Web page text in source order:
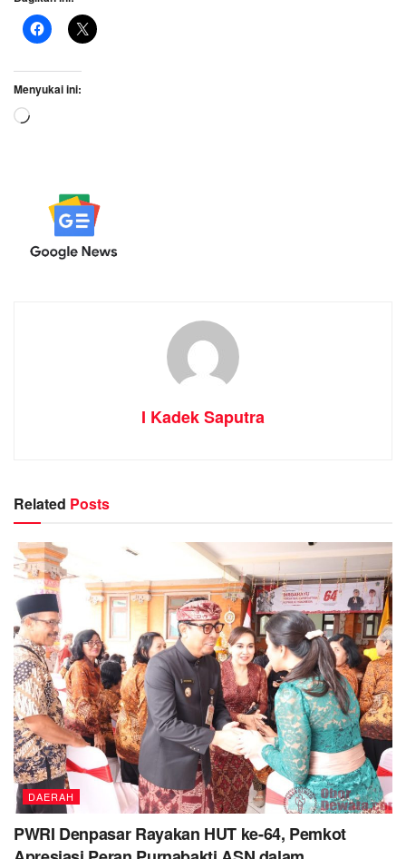
Menyukai ini:
Memuat...
I Kadek Saputra
Related Posts
DAERAH
PWRI Denpasar Rayakan HUT ke-64, Pemkot